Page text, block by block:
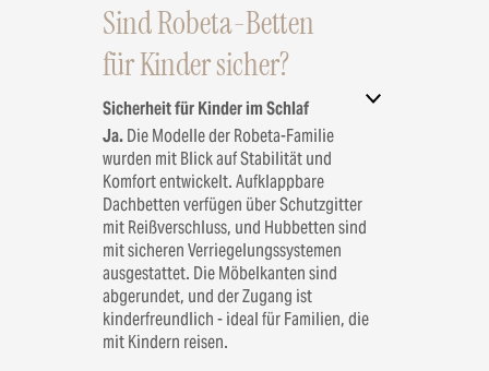
Sind Robeta-Betten
für Kinder sicher?
Sicherheit für Kinder im Schlaf
Ja.Die Modelle der Robeta-Familie
wurden mit Blick auf Stabilität und
Komfort entwickelt. Aufklappbare
Dachbetten verfügen über Schutzgitter
mit Reißverschluss, und Hubbetten sind
mit sicheren Verriegelungssystemen
ausgestattet. Die Möbelkanten sind
abgerundet, und der Zugang ist
kinderfreundlich - ideal für Familien, die
mit Kindern reisen.